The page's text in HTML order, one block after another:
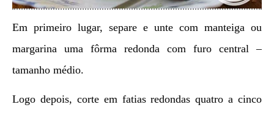
Em primeiro lugar, separe e unte com manteiga ou
margarina uma fôrma redonda com furo central –
tamanho médio.
Logo depois, corte em fatias redondas quatro a cinco